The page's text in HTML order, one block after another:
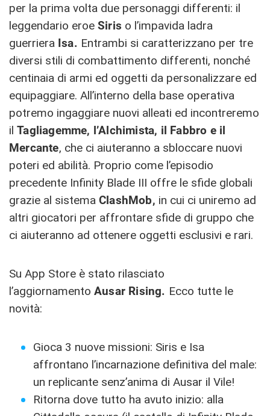
per la prima volta due personaggi differenti: il
leggendario eroe Siris o l’impavida ladra
guerriera Isa. Entrambi si caratterizzano per tre
diversi stili di combattimento differenti, nonché
centinaia di armi ed oggetti da personalizzare ed
equipaggiare. All’interno della base operativa
potremo ingaggiare nuovi alleati ed incontreremo
il Tagliagemme, l’Alchimista, il Fabbro e il
Mercante, che ci aiuteranno a sbloccare nuovi
poteri ed abilità. Proprio come l’episodio
precedente Infinity Blade III offre le sfide globali
grazie al sistema ClashMob, in cui ci uniremo ad
altri giocatori per affrontare sfide di gruppo che
ci aiuteranno ad ottenere oggetti esclusivi e rari.
Su App Store è stato rilasciato
l’aggiornamento Ausar Rising. Ecco tutte le
novità:
Gioca 3 nuove missioni: Siris e Isa
affrontano l’incarnazione definitiva del male:
un replicante senz’anima di Ausar il Vile!
Ritorna dove tutto ha avuto inizio: alla